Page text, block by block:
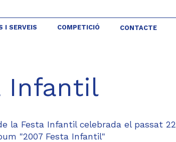
I SERVEIS COMPETICIÓ CONTACTE
Infantil
la Festa Infantil celebrada el passat 22
"2007 Festa Infantil"